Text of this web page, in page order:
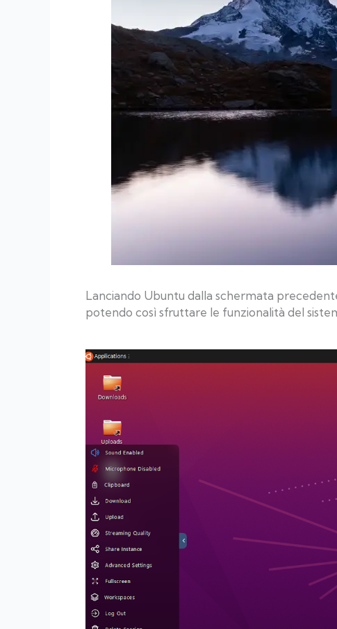
Lanciando Ubuntu dalla schermata
potendo così sfruttare le funzionalità del